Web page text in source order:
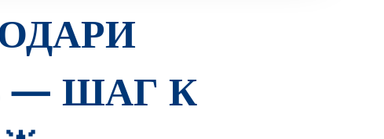
— ШАГ К